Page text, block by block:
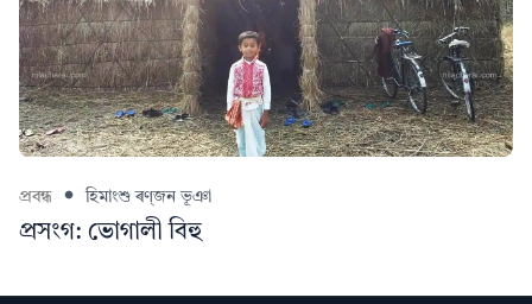
প্ৰবন্ধ হিমাংশু ৰণ্‌জন ভূঞা
প্রসংগ: ভোগালী বিহু